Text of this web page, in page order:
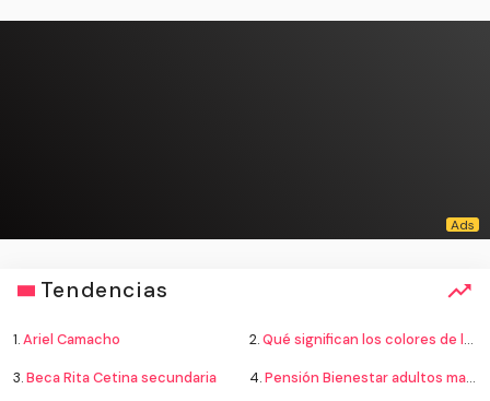
Tendencias
1.Ariel Camacho 2.Qué significan los colores de la bandera
3.Beca Rita Cetina secundaria 4.Pensión Bienestar adultos mayores